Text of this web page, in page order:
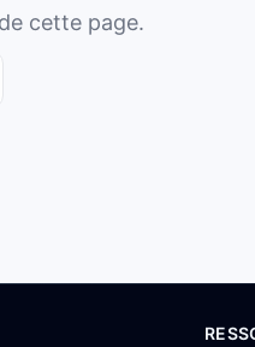
cette page.